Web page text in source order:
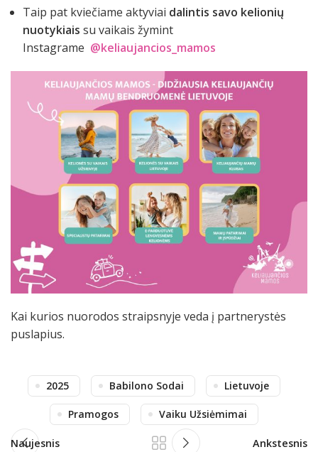
Taip pat kviečiame aktyviai dalintis savo kelionių
nuotykiais su vaikais žymint
Instagrame @keliaujancios_mamos
Kai kurios nuorodos straipsnyje veda į partnerystės
puslapius.
2025 Babilono Sodai Lietuvoje
Pramogos Vaiku Užsiėmimai
Naujesnis Ankstesnis